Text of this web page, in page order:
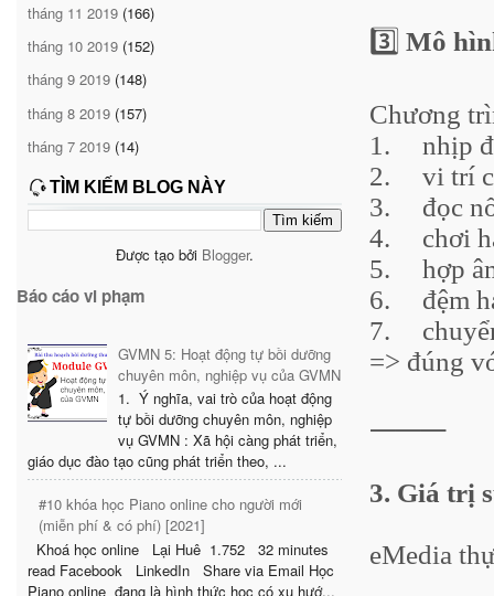
tháng 11 2019 (166)
tháng 10 2019 (152)
tháng 9 2019 (148)
tháng 8 2019 (157)
tháng 7 2019 (14)
TÌM KIẾM BLOG NÀY
Được tạo bởi Blogger.
Báo cáo vi phạm
GVMN 5: Hoạt động tự bồi dưỡng
chuyên môn, nghiệp vụ của GVMN
1. Ý nghĩa, vai trò của hoạt động
tự bồi dưỡng chuyên môn, nghiệp
vụ GVMN : Xã hội càng phát triển,
giáo dục đào tạo cũng phát triển theo, ...
#10 khóa học Piano online cho người mới
(miễn phí & có phí) [2021]
Khoá học online Lại Huê 1.752 32 minutes
read Facebook LinkedIn Share via Email Học
Piano online đang là hình thức học có xu hướ...
3️⃣ Mô
Chương
1.
nhịp
2.
vi trí
3.
đọc
4.
chơi
5.
hợp
6.
đệm
7.
=> đúng
⸻
3. Giá trị
eMedia